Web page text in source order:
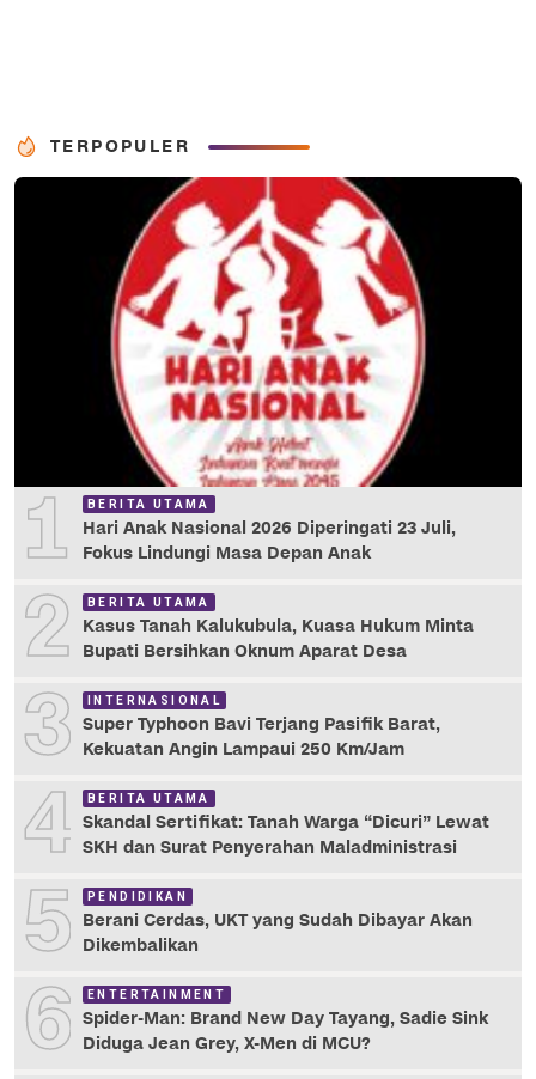
TERPOPULER
1 BERITA UTAMA
Hari Anak Nasional 2026 Diperingati 23 Juli,
Fokus Lindungi Masa Depan Anak
2 BERITA UTAMA
Kasus Tanah Kalukubula, Kuasa Hukum Minta
Bupati Bersihkan Oknum Aparat Desa
3 INTERNASIONAL
Super Typhoon Bavi Terjang Pasifik Barat,
Kekuatan Angin Lampaui 250 Km/Jam
4 BERITA UTAMA
Skandal Sertifikat: Tanah Warga “Dicuri” Lewat
SKH dan Surat Penyerahan Maladministrasi
5 PENDIDIKAN
Berani Cerdas, UKT yang Sudah Dibayar Akan
Dikembalikan
6 ENTERTAINMENT
Spider-Man: Brand New Day Tayang, Sadie Sink
Diduga Jean Grey, X-Men di MCU?